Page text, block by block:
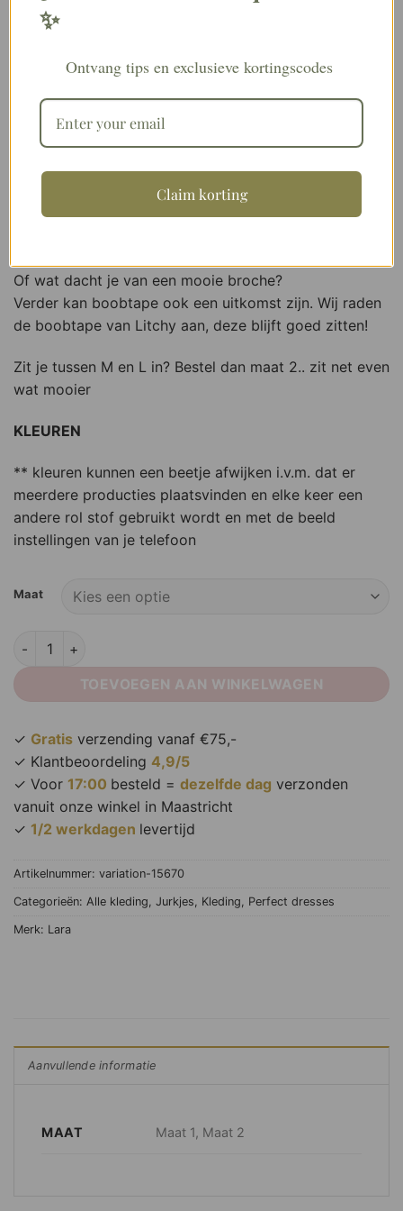
normaal S
Maat 2 Geschikt voor de maten L/XL.
cm en wanneer stof is uitgerekt 44 cm | Lengte van de
jurk 140 cm
TIPS
Alle modellen dragen geen bh onder deze jurk. Toch
Of wat dacht je van een mooie broche?
Verder kan boobtape ook een uitkomst zijn. Wij raden
de boobtape van Litchy aan, deze blijft goed zitten!
Zit je tussen M en L in? Bestel dan maat 2.. zit net even
wat mooier
KLEUREN
** kleuren kunnen een beetje afwijken i.v.m. dat er
meerdere producties plaatsvinden en elke keer een
andere rol stof gebruikt wordt en met de beeld
instellingen van je telefoon
Maat
Perfect Dress Bordeaux aantal
TOEVOEGEN AAN WINKELWAGEN
✓ Gratis verzending vanaf €75,-
✓ Klantbeoordeling 4,9/5
✓ Voor 17:00 besteld = dezelfde dag verzonden
vanuit onze winkel in Maastricht
✓ 1/2 werkdagen levertijd
Artikelnummer: variation-15670
Categorieën: Alle kleding, Jurkjes, Kleding, Perfect dresses
Merk: Lara
Aanvullende informatie
MAAT Maat 1, Maat 2
✨
Ontvang tips en exclusieve kortingscodes
Claim korting